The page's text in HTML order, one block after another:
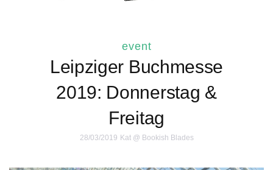
event
Leipziger Buchmesse
2019: Donnerstag &
Freitag
28/03/2019 Kat @ Bookish Blades